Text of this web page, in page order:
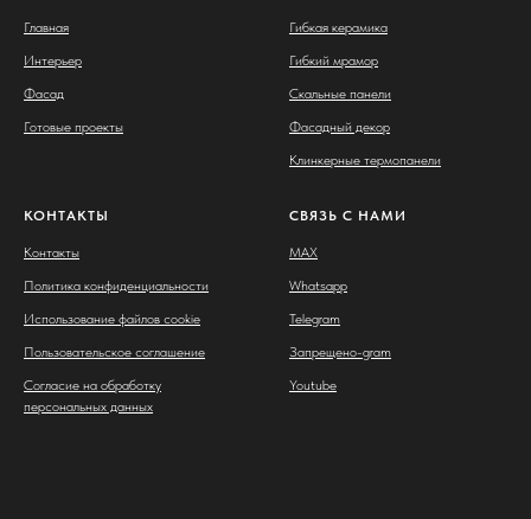
Главная
Интерьер
Фасад
Готовые проекты
Гибкая керамика
Гибкий мрамор
Скальные панели
Фасадный декор
Клинкерные термопанели
КОНТАКТЫ
Контакты
Политика конфиденциальности
Использование файлов cookie
Пользовательское соглашение
Согласие на обработку
персональных данных
СВЯЗЬ С НАМИ
MAX
Whatsapp
Telegram
Запрещено-gram
Youtube